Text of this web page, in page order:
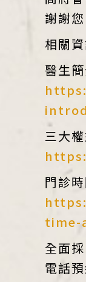
謝謝您
相關資
醫生
三大
門診時
time-
全面
電話預